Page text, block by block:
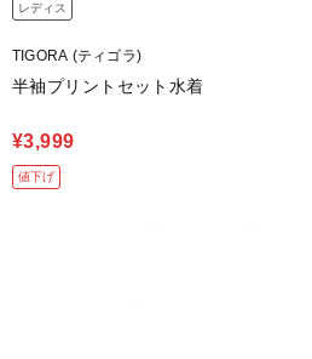
レディス
TIGORA (ティゴラ)
半袖プリントセット水着
¥3,999
値下げ